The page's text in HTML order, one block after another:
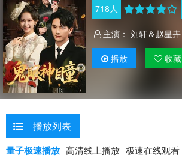
718人
主演： 刘轩＆赵星卉
播放 收藏
播放列表
量子极速播放 高清线上播放 极速在线观看